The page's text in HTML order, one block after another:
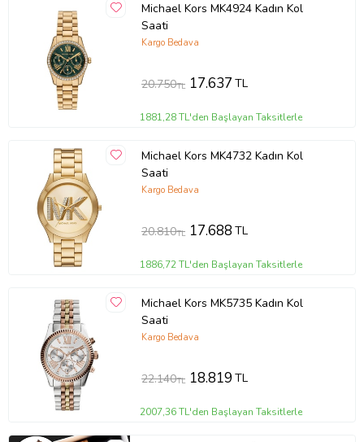
Michael Kors MK4924 Kadın Kol
Saati
Kargo Bedava
20.750TL 17.637TL
1881,28 TL'den Başlayan Taksitlerle
Michael Kors MK4732 Kadın Kol
Saati
Kargo Bedava
20.810TL 17.688TL
1886,72 TL'den Başlayan Taksitlerle
Michael Kors MK5735 Kadın Kol
Saati
Kargo Bedava
22.140TL 18.819TL
2007,36 TL'den Başlayan Taksitlerle